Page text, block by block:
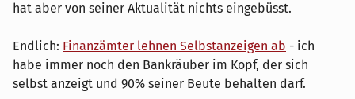
hat aber von seiner Aktualität nichts eingebüsst.
Endlich: Finanzämter lehnen Selbstanzeigen ab - ich
habe immer noch den Bankräuber im Kopf, der sich
selbst anzeigt und 90% seiner Beute behalten darf.